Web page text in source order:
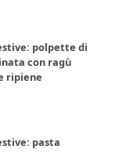
polpette di
con ragù
ripiene
pasta